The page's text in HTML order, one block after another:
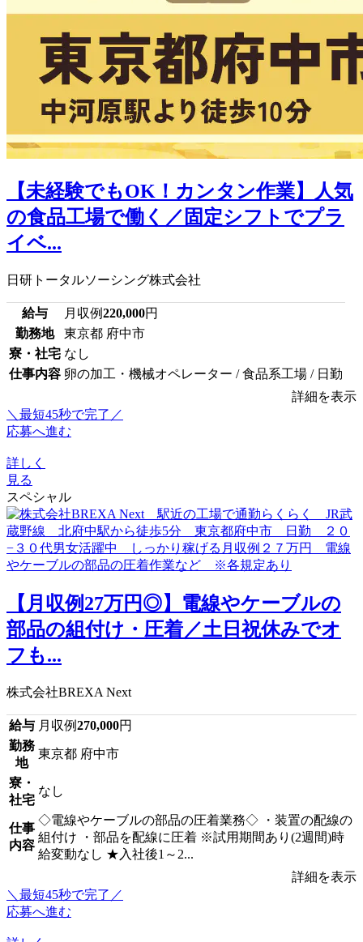
【未経験でもOK！カンタン作業】人気
の食品工場で働く／固定シフトでプラ
イベ...
日研トータルソーシング株式会社
給与 月収例220,000円
勤務地
東京都 府中市
寮・社宅 なし
仕事内容 卵の加工・機械オペレーター / 食品系工場 / 日勤
詳細を表示
＼最短45秒で完了／
応募へ進む
詳しく
見る
スペシャル
【月収例27万円◎】電線やケーブルの
部品の組付け・圧着／土日祝休みでオ
フも...
株式会社BREXA Next
給与 月収例270,000円
勤務
地
東京都 府中市
寮・
社宅
なし
仕事
内容
◇電線やケーブルの部品の圧着業務◇ ・装置の配線の
組付け ・部品を配線に圧着 ※試用期間あり(2週間)時
給変動なし ★入社後1～2...
詳細を表示
＼最短45秒で完了／
応募へ進む